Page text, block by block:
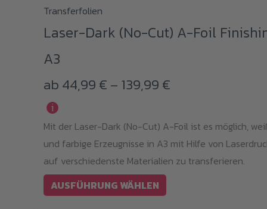
Transferfolien
Laser-Dark (No-Cut) A-Foil
A3
ab 44,99 € – 139,99 €Preisspanne:
bis
139,99 €
i
Mit der Laser-Dark (No-Cut) A-Foil ist es möglich,
und farbige Erzeugnisse in A3 mit Hilfe von
auf verschiedenste Materialien zu transferieren.
AUSFÜHRUNG WÄHLEN
Dieses
Produkt
mehrere
Varianten
Die
Optionen
können
auf
der
Produktseite